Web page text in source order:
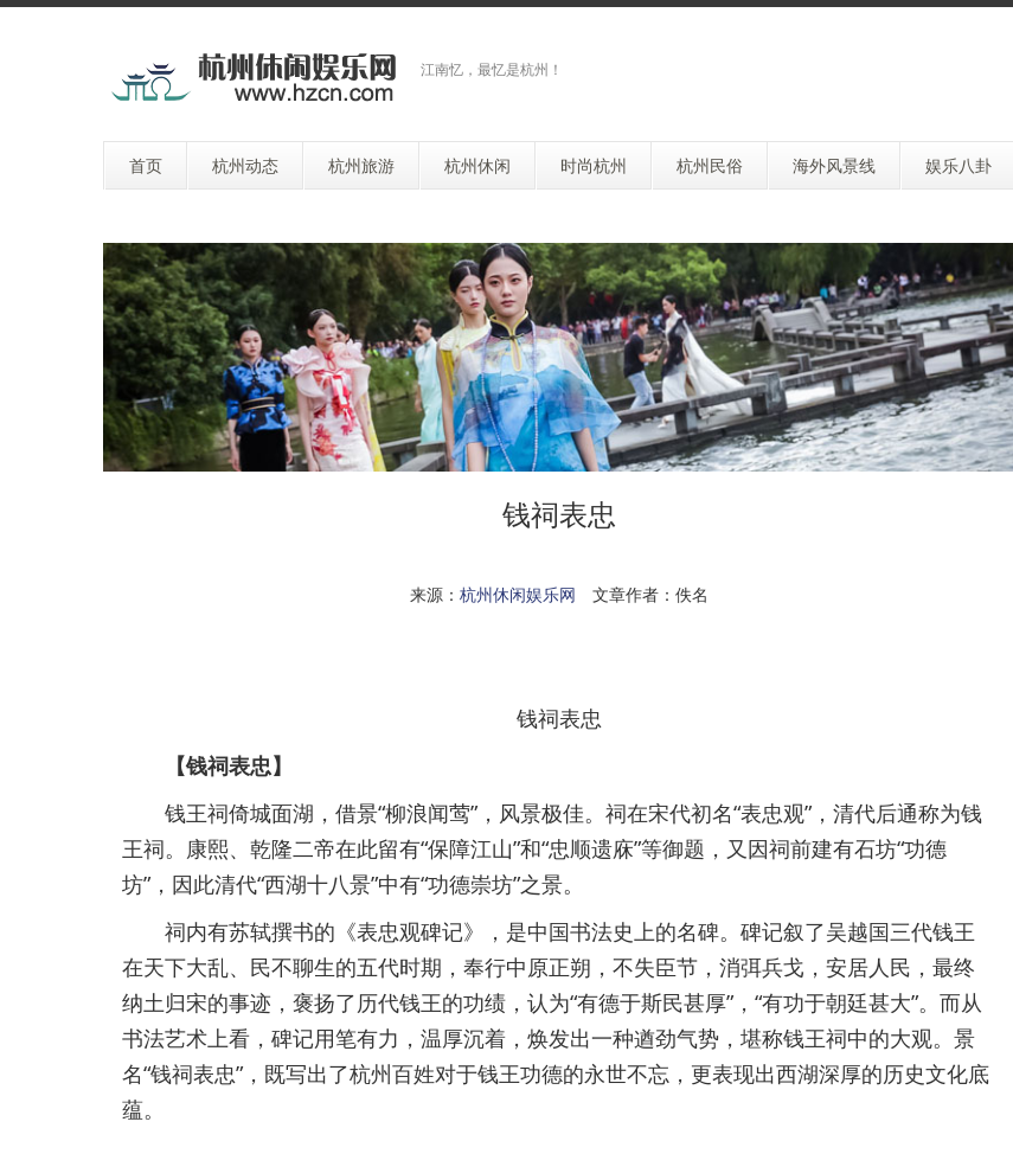
江南忆，最忆是杭州！
首页 杭州动态 杭州旅游 杭州休闲 时尚杭州 杭州民俗 海外风景线 娱乐八卦
钱祠表忠
来源： 杭州休闲娱乐网 文章作者：佚名
钱祠表忠
【钱祠表忠】
钱王祠倚城面湖，借景“柳浪闻莺”，风景极佳。祠在宋代初名“表忠观”，清代后通称为钱
王祠。康熙、乾隆二帝在此留有“保障江山”和“忠顺遗庥”等御题，又因祠前建有石坊“功德
坊”，因此清代“西湖十八景”中有“功德崇坊”之景。
祠内有苏轼撰书的《表忠观碑记》，是中国书法史上的名碑。碑记叙了吴越国三代钱王
在天下大乱、民不聊生的五代时期，奉行中原正朔，不失臣节，消弭兵戈，安居人民，最终
纳土归宋的事迹，褒扬了历代钱王的功绩，认为“有德于斯民甚厚”，“有功于朝廷甚大”。而从
书法艺术上看，碑记用笔有力，温厚沉着，焕发出一种遒劲气势，堪称钱王祠中的大观。景
名“钱祠表忠”，既写出了杭州百姓对于钱王功德的永世不忘，更表现出西湖深厚的历史文化底
蕴。